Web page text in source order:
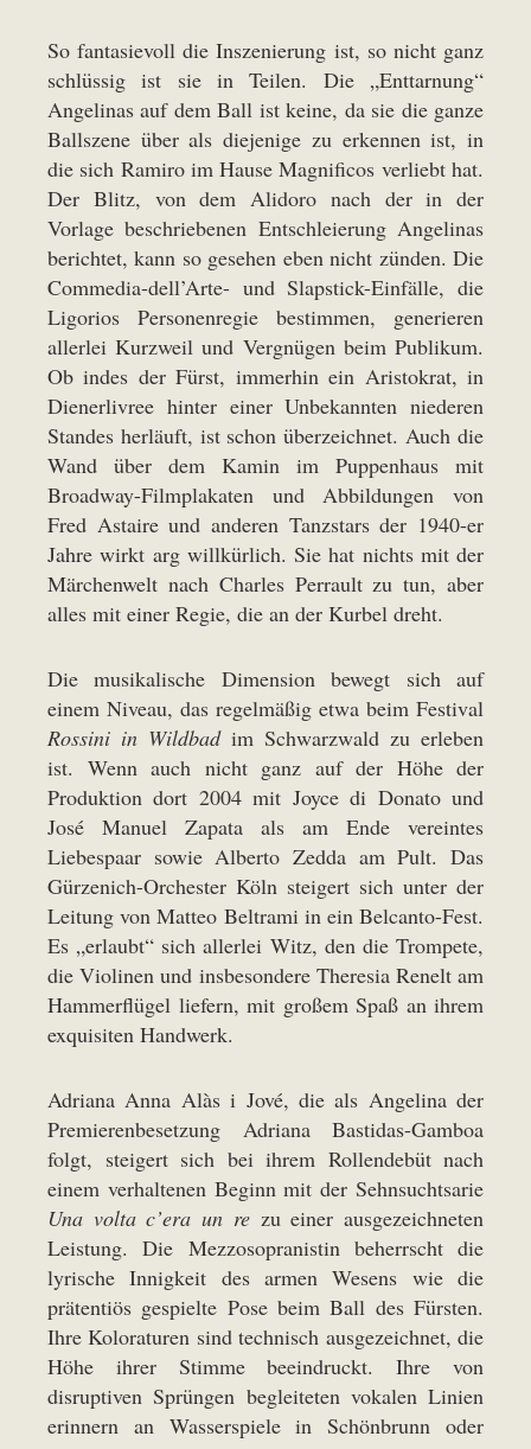
So fantasievoll die Inszenierung ist, so nicht ganz
schlüssig ist sie in Teilen. Die „Enttarnung“
Angelinas auf dem Ball ist keine, da sie die ganze
Ballszene über als diejenige zu erkennen ist, in
die sich Ramiro im Hause Magnificos verliebt hat.
Der Blitz, von dem Alidoro nach der in der
Vorlage beschriebenen Entschleierung Angelinas
berichtet, kann so gesehen eben nicht zünden. Die
Commedia-dell’Arte- und Slapstick-Einfälle, die
Ligorios Personenregie bestimmen, generieren
allerlei Kurzweil und Vergnügen beim Publikum.
Ob indes der Fürst, immerhin ein Aristokrat, in
Dienerlivree hinter einer Unbekannten niederen
Standes herläuft, ist schon überzeichnet. Auch die
Wand über dem Kamin im Puppenhaus mit
Broadway-Filmplakaten und Abbildungen von
Fred Astaire und anderen Tanzstars der 1940-er
Jahre wirkt arg willkürlich. Sie hat nichts mit der
Märchenwelt nach Charles Perrault zu tun, aber
alles mit einer Regie, die an der Kurbel dreht.
Die musikalische Dimension bewegt sich auf
einem Niveau, das regelmäßig etwa beim Festival
Rossini in Wildbadim Schwarzwald zu erleben
ist. Wenn auch nicht ganz auf der Höhe der
Produktion dort 2004 mit Joyce di Donato und
José Manuel Zapata als am Ende vereintes
Liebespaar sowie Alberto Zedda am Pult. Das
Gürzenich-Orchester Köln steigert sich unter der
Leitung von Matteo Beltrami in ein Belcanto-Fest.
Es „erlaubt“ sich allerlei Witz, den die Trompete,
die Violinen und insbesondere Theresia Renelt am
Hammerflügel liefern, mit großem Spaß an ihrem
exquisiten Handwerk.
Adriana Anna Alàs i Jové, die als Angelina der
Premierenbesetzung Adriana Bastidas-Gamboa
folgt, steigert sich bei ihrem Rollendebüt nach
einem verhaltenen Beginn mit der Sehnsuchtsarie
Una volta c’era un rezu einer ausgezeichneten
Leistung. Die Mezzosopranistin beherrscht die
lyrische Innigkeit des armen Wesens wie die
prätentiös gespielte Pose beim Ball des Fürsten.
Ihre Koloraturen sind technisch ausgezeichnet, die
Höhe ihrer Stimme beeindruckt. Ihre von
disruptiven Sprüngen begleiteten vokalen Linien
erinnern an Wasserspiele in Schönbrunn oder